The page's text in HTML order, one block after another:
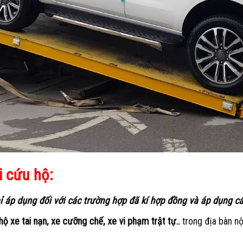
cứu hộ:
áp dụng đối với các trường hợp đã kí hợp đồng và áp dụng
xe tai nạn, xe cưỡng chế, xe vi phạm trật tự.. trong địa bàn